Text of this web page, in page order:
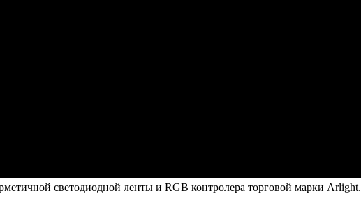
светодиодной ленты и RGB контролера торговой марки Arlight.